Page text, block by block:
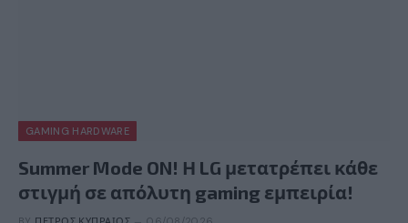
GAMING HARDWARE
Summer Mode ON! Η LG μετατρέπει κάθε
στιγμή σε απόλυτη gaming εμπειρία!